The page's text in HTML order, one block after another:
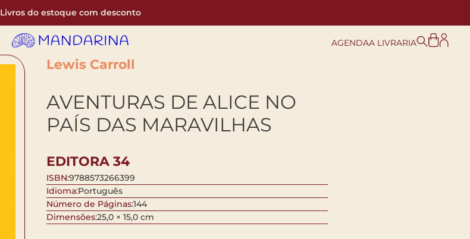
Livros do estoque com desconto
AGENDAA LIVRARIA
Lewis Carroll
AVENTURAS DE ALICE NO
PAÍS DAS MARAVILHAS
EDITORA 34
ISBN:9788573266399
Idioma:Português
Número de Páginas:144
Dimensões:25,0 × 15,0 cm